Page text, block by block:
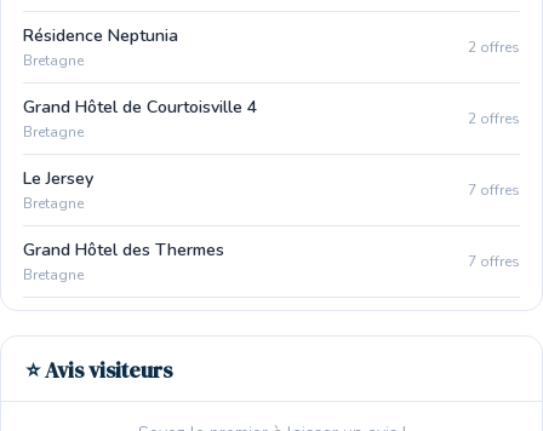
Résidence Neptunia
Bretagne
2 offres
Grand Hôtel de Courtoisville 4
Bretagne
2 offres
Le Jersey
Bretagne
7 offres
Grand Hôtel des Thermes
Bretagne
7 offres
⭐ Avis visiteurs